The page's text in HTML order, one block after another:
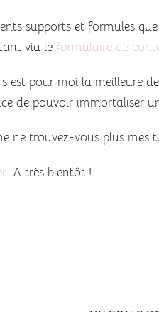
supports et formules
via le formulaire de
est pour moi la meilleure
de pouvoir immortaliser
ne trouvez-vous plus mes
. A très bientôt !